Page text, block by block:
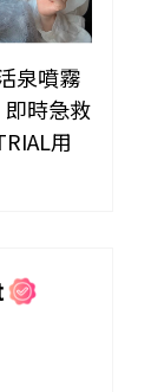
泉噴霧
時急救
用